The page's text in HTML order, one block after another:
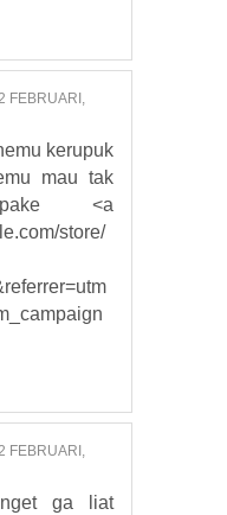
FEBRUARI,
kerupuk
mau tak
<a
store/
FEBRUARI,
ga liat